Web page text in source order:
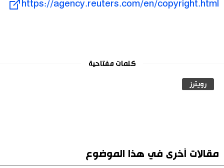
https://agency.reuters.com/en/copyright.html
كلمات مفتاحية
رويترز
مقالات أخرى في هذا الموضوع